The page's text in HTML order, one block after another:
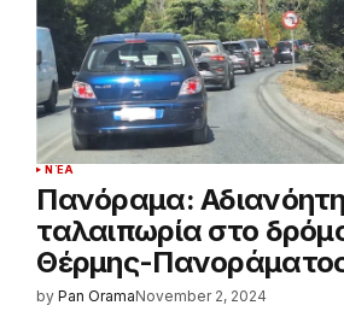
ΝΈΑ
Πανόραμα: Αδιανόητη
ταλαιπωρία στο
Θέρμης-
by Pan OramaNovember 2, 2024